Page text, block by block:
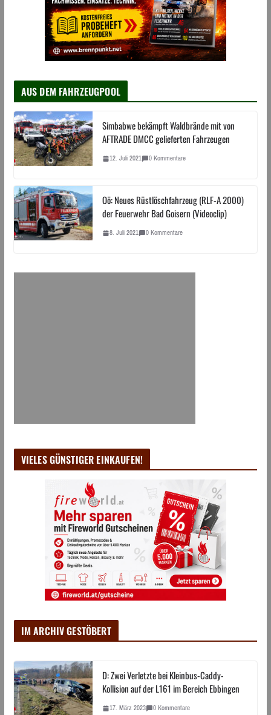
AUS DEM FAHRZEUGPOOL
Simbabwe bekämpft Waldbrände mit von
AFTRADE DMCC gelieferten Fahrzeugen
12. Juli 2021 0 Kommentare
Oö: Neues Rüstlöschfahrzeug (RLF-A 2000)
der Feuerwehr Bad Goisern (Videoclip)
8. Juli 2021 0 Kommentare
VIELES GÜNSTIGER EINKAUFEN!
IM ARCHIV GESTÖBERT
D: Zwei Verletzte bei Kleinbus-Caddy-
Kollision auf der L161 im Bereich Ebbingen
17. März 2023 0 Kommentare